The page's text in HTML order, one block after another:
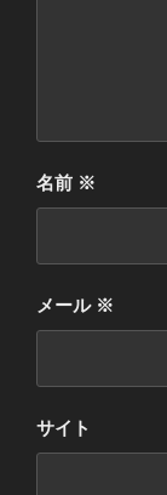
名前 ※
メール ※
サイト